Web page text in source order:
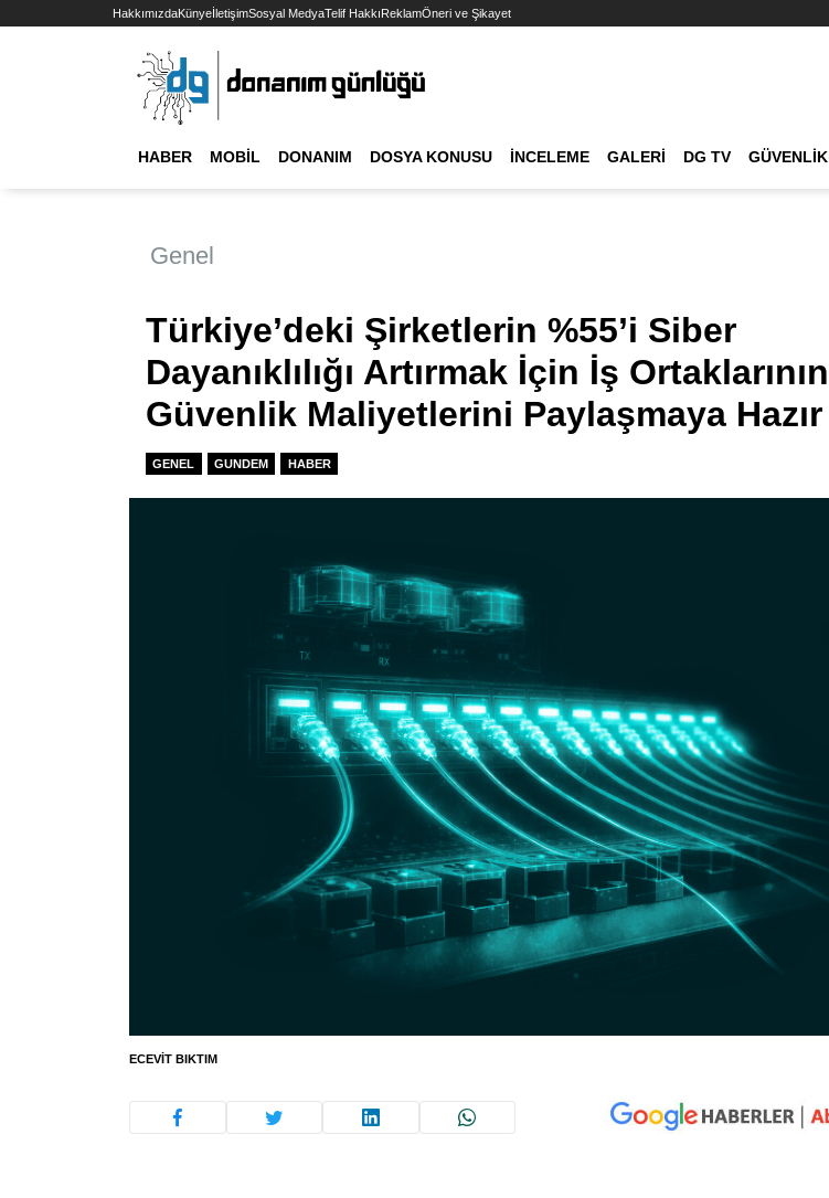
HakkımızdaKünyeİletişimSosyal MedyaTelif HakkıReklamÖneri ve Şikayet
HABER MOBIL DONANIM DOSYA KONUSU İNCELEME GALERI DG TV GÜVENLIK
Genel
Türkiye’deki Şirketlerin %55’i Siber
Dayanıklılığı Artırmak İçin İş Ortaklarının
Güvenlik Maliyetlerini Paylaşmaya Hazır
GENEL GUNDEM HABER
ECEVIT BIKTIM